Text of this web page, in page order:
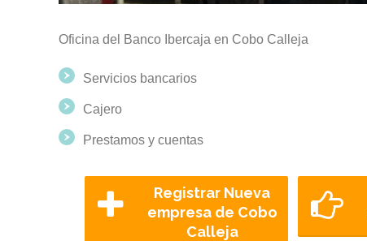
Oficina del Banco Ibercaja en Cobo Calleja
Servicios bancarios
Cajero
Prestamos y cuentas
Registrar Nueva
empresa de Cobo
Calleja